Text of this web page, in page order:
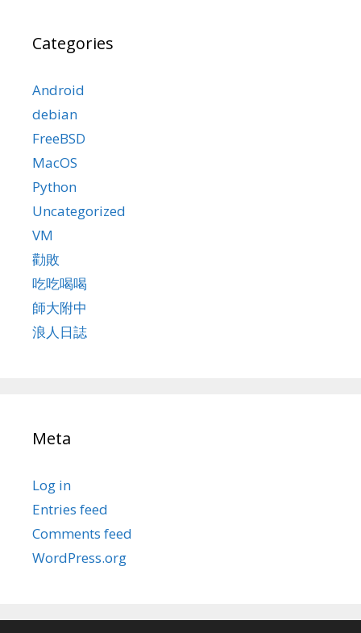
Categories
Android
debian
FreeBSD
MacOS
Python
Uncategorized
VM
勸敗
吃吃喝喝
師大附中
浪人日誌
Meta
Log in
Entries feed
Comments feed
WordPress.org